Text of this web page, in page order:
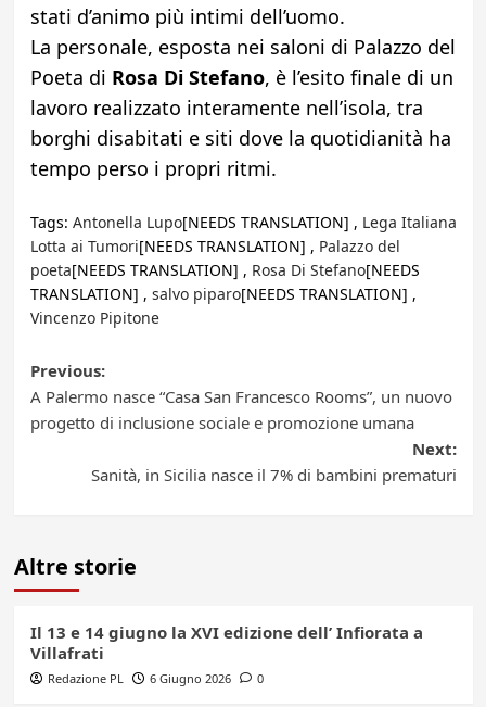
stati d’animo più intimi dell’uomo.
La personale, esposta nei saloni di Palazzo del
Poeta di Rosa Di Stefano, è l’esito finale di un
lavoro realizzato interamente nell’isola, tra
borghi disabitati e siti dove la quotidianità ha
tempo perso i propri ritmi.
Tags: Antonella Lupo[NEEDS TRANSLATION] , Lega Italiana
Lotta ai Tumori[NEEDS TRANSLATION] , Palazzo del
poeta[NEEDS TRANSLATION] , Rosa Di Stefano[NEEDS
TRANSLATION] , salvo piparo[NEEDS TRANSLATION] ,
Vincenzo Pipitone
Post
navigation
Previous:
A Palermo nasce “Casa San Francesco Rooms”, un nuovo
progetto di inclusione sociale e promozione umana
Next:
Sanità, in Sicilia nasce il 7% di bambini prematuri
Altre storie
Il 13 e 14 giugno la XVI edizione dell’ Infiorata a
Villafrati
Redazione PL 6 Giugno 2026 0